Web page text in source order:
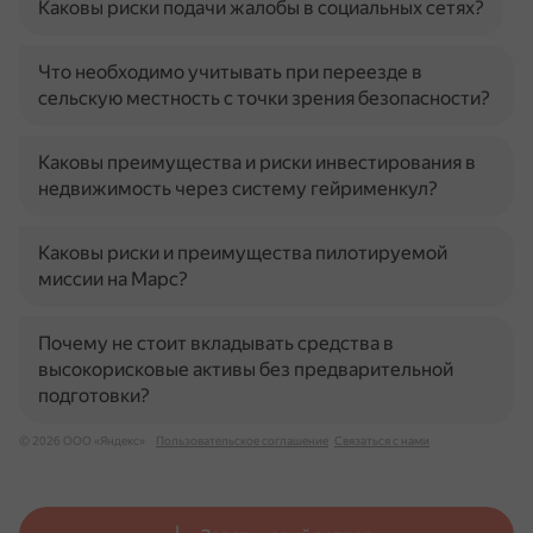
Каковы риски подачи жалобы в социальных сетях?
Что необходимо учитывать при переезде в
сельскую местность с точки зрения безопасности?
Каковы преимущества и риски инвестирования в
недвижимость через систему гейрименкул?
Каковы риски и преимущества пилотируемой
миссии на Марс?
Почему не стоит вкладывать средства в
высокорисковые активы без предварительной
подготовки?
© 2026 ООО «Яндекс» Пользовательское соглашение Связаться с нами